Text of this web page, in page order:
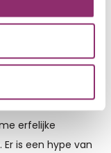
beter van kan
erfelijke
is een hype van